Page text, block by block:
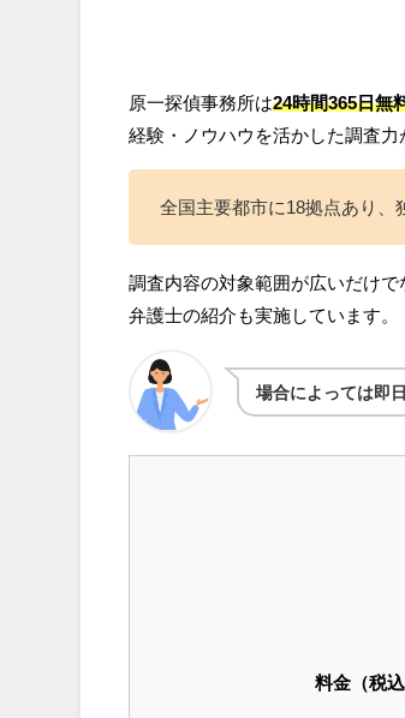
原一探偵事務所は24時間365日無
経験・ノウハウを活かした調査力
全国主要都市に18拠点あり、
調査内容の対象範囲が広いだけで
弁護士の紹介も実施しています。
場合によっては即
料金（税込